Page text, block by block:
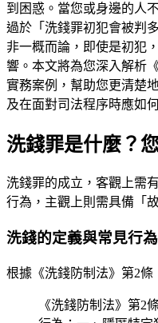
到困惑。當您或身邊的人
過於「洗錢罪初犯會被判
非一概而論，即使是初犯
響。本文將為您深入解析
實務案例，幫助您更清楚
及在面對司法程序時應如
洗錢罪是什麼？
洗錢罪的成立，客觀上需
行為，主觀上則需具備「
洗錢的定義與常見行為
根據《洗錢防制法》第2條
《洗錢防制法》第2